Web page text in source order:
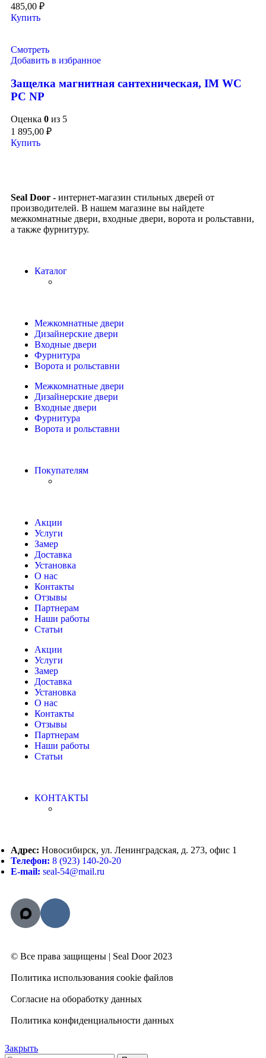
485,00 ₽
Купить
Смотреть
Добавить в избранное
Защелка магнитная сантехническая, IM WC
PC NP
Оценка 0 из 5
1 895,00 ₽
Купить
Seal Door - интернет-магазин стильных дверей от
производителей. В нашем магазине вы найдете
межкомнатные двери, входные двери, ворота и рольставни,
а также фурнитуру.
Каталог
Межкомнатные двери
Дизайнерские двери
Входные двери
Фурнитура
Ворота и рольставни
Межкомнатные двери
Дизайнерские двери
Входные двери
Фурнитура
Ворота и рольставни
Покупателям
Акции
Услуги
Замер
Доставка
Установка
О нас
Контакты
Отзывы
Партнерам
Наши работы
Статьи
Акции
Услуги
Замер
Доставка
Установка
О нас
Контакты
Отзывы
Партнерам
Наши работы
Статьи
КОНТАКТЫ
Адрес: Новосибирск, ул. Ленинградская, д. 273, офис 1
Телефон: 8 (923) 140-20-20
E-mail: seal-54@mail.ru
© Все права защищены | Seal Door 2023
Политика использования cookie файлов
Согласие на обоработку данных
Политика конфиденциальности данных
Закрыть